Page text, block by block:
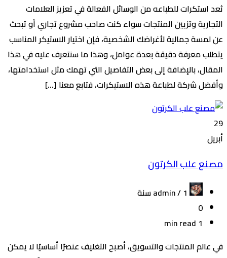
ثعد استكرات للطباعه من الوسائل الفعالة في تعزيز العلامات
التجارية وتزيين المنتجات سواء كنت صاحب مشروع تجاري أو تبحث
عن لمسة جمالية لأغراضك الشخصية، فإن اختيار الاستيكر المناسب
يتطلب معرفة دقيقة بعدة عوامل، وهذا ما سنتعرف عليه في هذا
المقال، بالإضافة إلى بعض التفاصيل التي تهمك مثل استخدامتها،
وأفضل شركة لطباعة هذه الاستيكرات، فتابع معنا […]
29
أبريل
مصنع علب الكرتون
1 سنة
0
1 min read
في عالم المنتجات والتسويق، أصبح التغليف عنصرًا أساسيًا لا يمكن